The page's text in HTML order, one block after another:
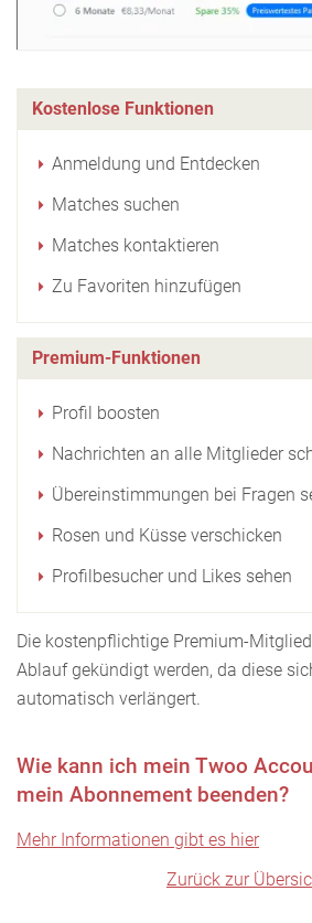
Kostenlose Funktionen
Anmeldung und Entdecken
Matches suchen
Matches kontaktieren
Zu Favoriten hinzufügen
Premium-Funktionen
Profil boosten
Nachrichten an alle Mitglieder
Übereinstimmungen bei Fragen
Rosen und Küsse verschicken
Profilbesucher und Likes sehen
Die kostenpflichtige Premium-
Ablauf gekündigt werden, da diese
automatisch verlängert.
Wie kann ich mein Twoo
mein Abonnement beenden?
Mehr Informationen gibt es hier
Zurück zur